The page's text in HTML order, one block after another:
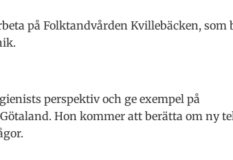
på Folktandvården Kvillebäcken, som
perspektiv och ge exempel på
Hon kommer att berätta om ny